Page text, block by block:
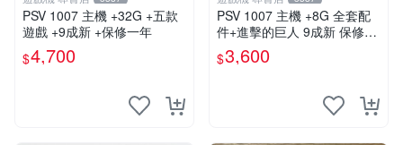
PSV 1007 主機 +32G +五款
遊戲 +9成新 +保修一年
$4,700
PSV 1007 主機 +8G 全套配
件+進擊的巨人 9成新 保修一
年 品質有保障
$3,600